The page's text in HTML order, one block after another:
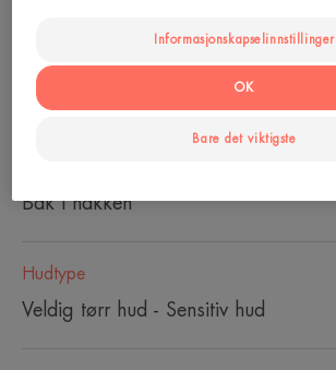
From 1 måneder
Bak i nakken
Hudtype
Veldig tørr hud - Sensitiv hud
Informasjonskapselinnstillinger
Bare det viktigste
OK